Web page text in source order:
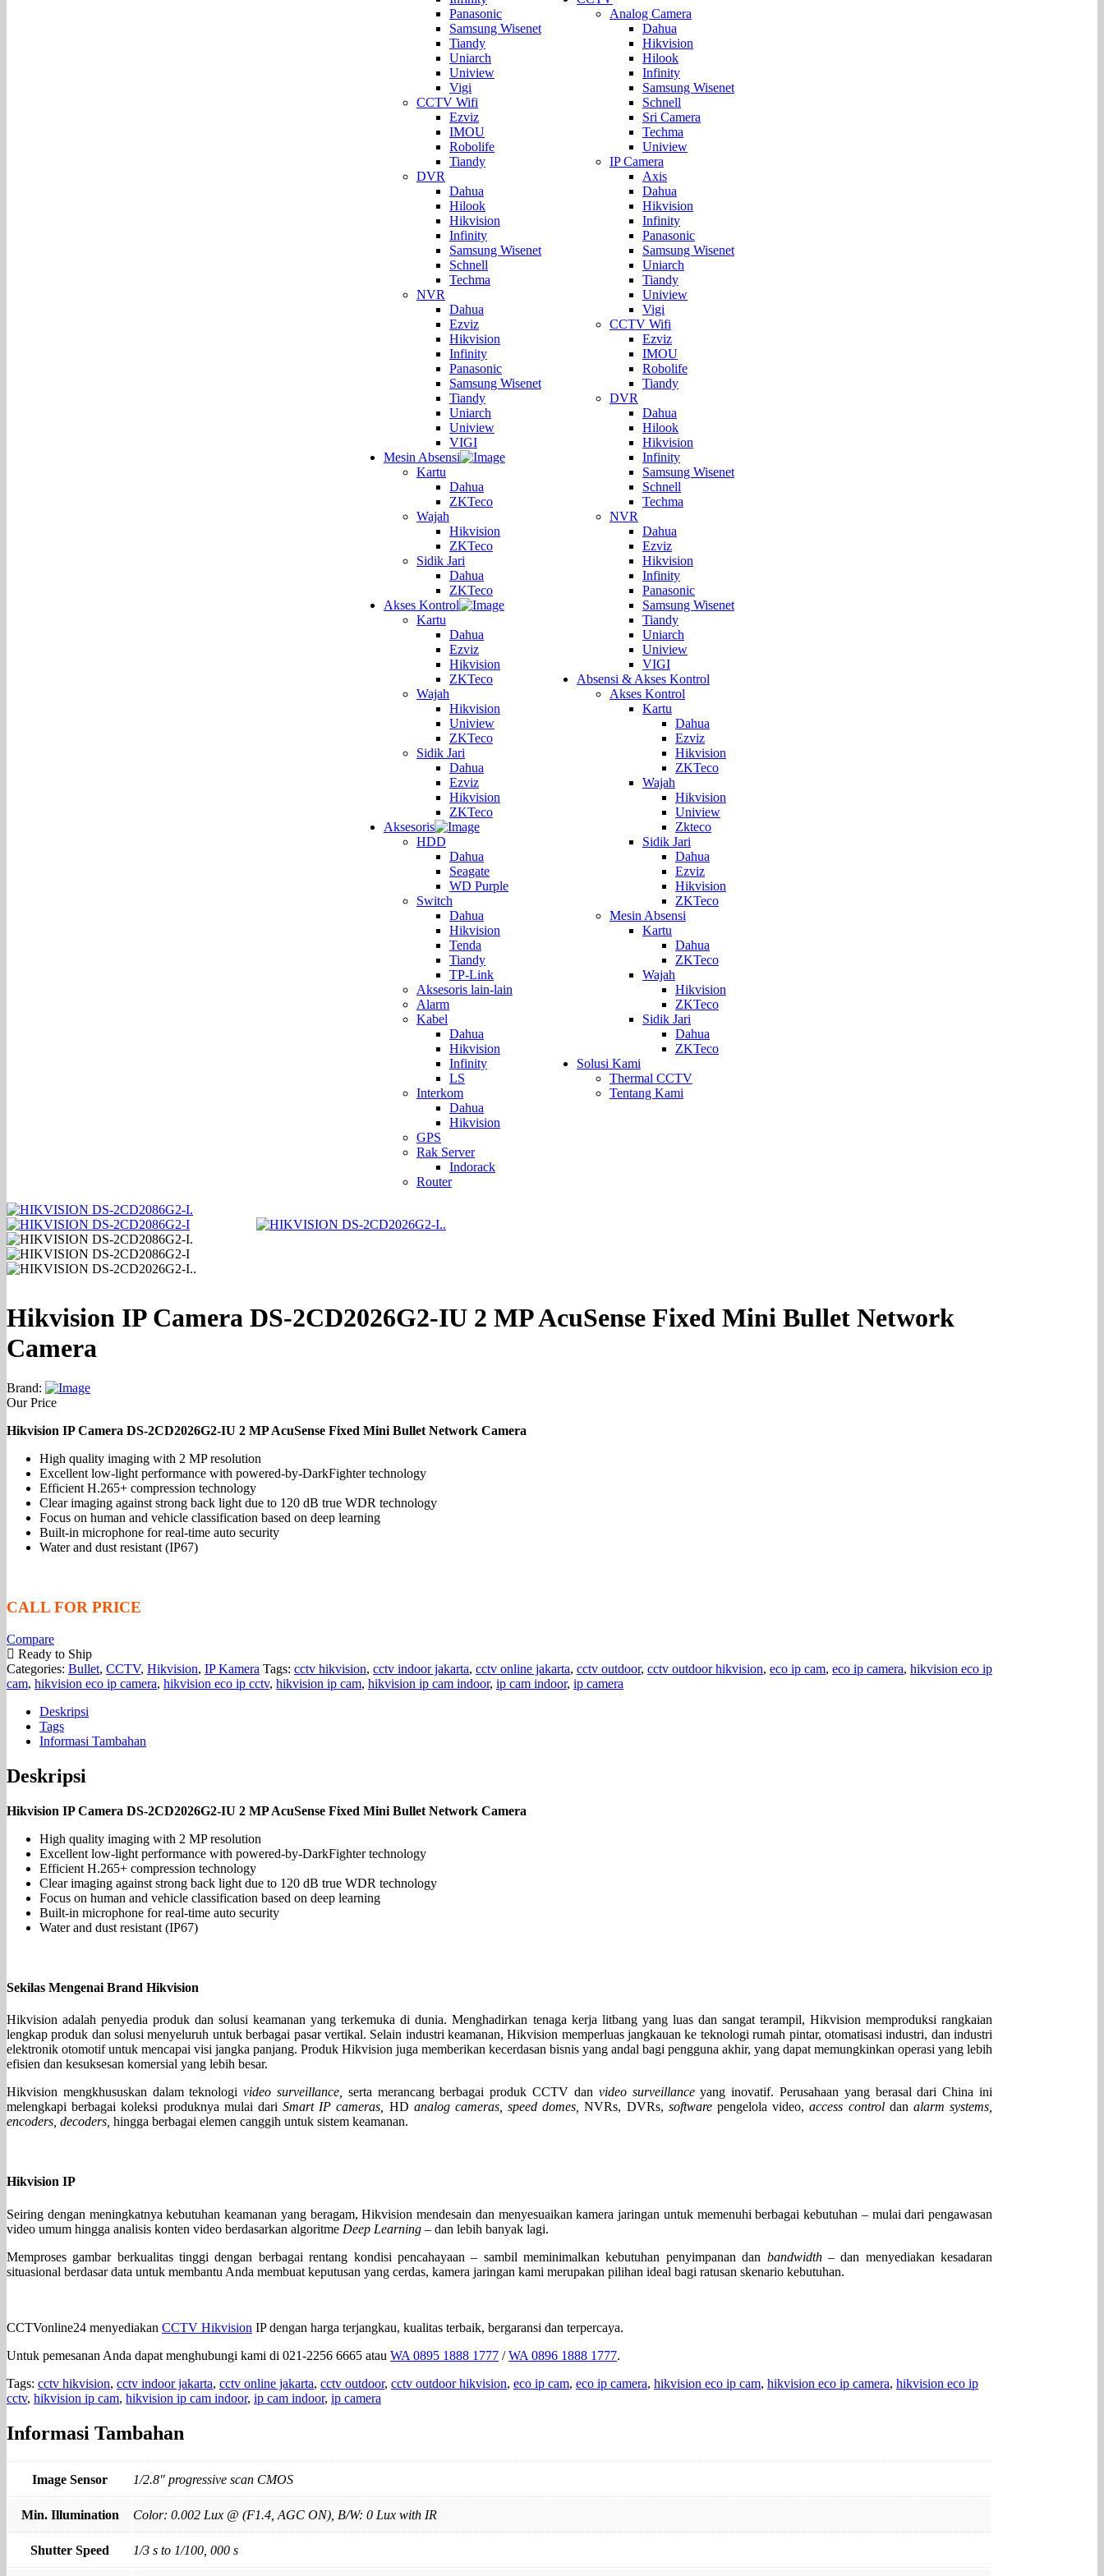
Panasonic
Samsung Wisenet
Tiandy
Uniarch
Uniview
Vigi
CCTV Wifi
Ezviz
IMOU
Robolife
Tiandy
DVR
Dahua
Hilook
Hikvision
Infinity
Samsung Wisenet
Schnell
Techma
NVR
Dahua
Ezviz
Hikvision
Infinity
Panasonic
Samsung Wisenet
Tiandy
Uniarch
Uniview
VIGI
Mesin Absensi
Kartu
Dahua
ZKTeco
Wajah
Hikvision
ZKTeco
Sidik Jari
Dahua
ZKTeco
Akses Kontrol
Kartu
Dahua
Ezviz
Hikvision
ZKTeco
Wajah
Hikvision
Uniview
ZKTeco
Sidik Jari
Dahua
Ezviz
Hikvision
ZKTeco
Aksesoris
HDD
Dahua
Seagate
WD Purple
Switch
Dahua
Hikvision
Tenda
Tiandy
TP-Link
Aksesoris lain-lain
Alarm
Kabel
Dahua
Hikvision
Infinity
LS
Interkom
Dahua
Hikvision
GPS
Rak Server
Indorack
Router
Analog Camera
Dahua
Hikvision
Hilook
Infinity
Samsung Wisenet
Schnell
Sri Camera
Techma
Uniview
IP Camera
Axis
Dahua
Hikvision
Infinity
Panasonic
Samsung Wisenet
Uniarch
Tiandy
Uniview
Vigi
CCTV Wifi
Ezviz
IMOU
Robolife
Tiandy
DVR
Dahua
Hilook
Hikvision
Infinity
Samsung Wisenet
Schnell
Techma
NVR
Dahua
Ezviz
Hikvision
Infinity
Panasonic
Samsung Wisenet
Tiandy
Uniarch
Uniview
VIGI
Absensi & Akses Kontrol
Akses Kontrol
Kartu
Dahua
Ezviz
Hikvision
ZKTeco
Wajah
Hikvision
Uniview
Zkteco
Sidik Jari
Dahua
Ezviz
Hikvision
ZKTeco
Mesin Absensi
Kartu
Dahua
ZKTeco
Wajah
Hikvision
ZKTeco
Sidik Jari
Dahua
ZKTeco
Solusi Kami
Thermal CCTV
Tentang Kami
Hikvision IP Camera DS-2CD2026G2-IU 2 MP AcuSense Fixed Mini Bullet Network
Camera
Brand:
Our Price
Hikvision IP Camera DS-2CD2026G2-IU 2 MP AcuSense Fixed Mini Bullet Network Camera
High quality imaging with 2 MP resolution
Excellent low-light performance with powered-by-DarkFighter technology
Efficient H.265+ compression technology
Clear imaging against strong back light due to 120 dB true WDR technology
Focus on human and vehicle classification based on deep learning
Built-in microphone for real-time auto security
Water and dust resistant (IP67)
CALL FOR PRICE
Compare
Ready to Ship
Categories: Bullet, CCTV, Hikvision, IP Kamera Tags: cctv hikvision, cctv indoor jakarta, cctv online jakarta, cctv outdoor, cctv outdoor hikvision, eco ip cam, eco ip camera, hikvision eco ip
cam, hikvision eco ip camera, hikvision eco ip cctv, hikvision ip cam, hikvision ip cam indoor, ip cam indoor, ip camera
Deskripsi
Tags
Informasi Tambahan
Deskripsi
Hikvision IP Camera DS-2CD2026G2-IU 2 MP AcuSense Fixed Mini Bullet Network Camera
High quality imaging with 2 MP resolution
Excellent low-light performance with powered-by-DarkFighter technology
Efficient H.265+ compression technology
Clear imaging against strong back light due to 120 dB true WDR technology
Focus on human and vehicle classification based on deep learning
Built-in microphone for real-time auto security
Water and dust resistant (IP67)
Sekilas Mengenai Brand Hikvision
Hikvision adalah penyedia produk dan solusi keamanan yang terkemuka di dunia. Menghadirkan tenaga kerja litbang yang luas dan sangat terampil, Hikvision memproduksi rangkaian
lengkap produk dan solusi menyeluruh untuk berbagai pasar vertikal. Selain industri keamanan, Hikvision memperluas jangkauan ke teknologi rumah pintar, otomatisasi industri, dan industri
elektronik otomotif untuk mencapai visi jangka panjang. Produk Hikvision juga memberikan kecerdasan bisnis yang andal bagi pengguna akhir, yang dapat memungkinkan operasi yang lebih
efisien dan kesuksesan komersial yang lebih besar.
Hikvision mengkhususkan dalam teknologivideo surveillance, serta merancang berbagai produk CCTV dan video surveillanceyang inovatif. Perusahaan yang berasal dari China ini
melengkapi berbagai koleksi produknya mulai dariSmart IP cameras, HD analog cameras, speed domes, NVRs, DVRs, softwarepengelola video,access controldan alarm systems,
encoders, decoders, hingga berbagai elemen canggih untuk sistem keamanan.
Hikvision IP
Seiring dengan meningkatnya kebutuhan keamanan yang beragam, Hikvision mendesain dan menyesuaikan kamera jaringan untuk memenuhi berbagai kebutuhan – mulai dari pengawasan
video umum hingga analisis konten video berdasarkan algoritme Deep Learning – dan lebih banyak lagi.
Memproses gambar berkualitas tinggi dengan berbagai rentang kondisi pencahayaan – sambil meminimalkan kebutuhan penyimpanan dan bandwidth– dan menyediakan kesadaran
situasional berdasar data untuk membantu Anda membuat keputusan yang cerdas, kamera jaringan kami merupakan pilihan ideal bagi ratusan skenario kebutuhan.
CCTVonline24 menyediakan CCTV Hikvision IP dengan harga terjangkau, kualitas terbaik, bergaransi dan terpercaya.
Untuk pemesanan Anda dapat menghubungi kami di 021-2256 6665 atau WA 0895 1888 1777 /WA 0896 1888 1777.
Tags: cctv hikvision, cctv indoor jakarta, cctv online jakarta, cctv outdoor, cctv outdoor hikvision, eco ip cam, eco ip camera, hikvision eco ip cam, hikvision eco ip camera, hikvision eco ip
cctv, hikvision ip cam, hikvision ip cam indoor, ip cam indoor, ip camera
Informasi Tambahan
Image Sensor 1/2.8" progressive scan CMOS
Min. Illumination Color: 0.002 Lux @ (F1.4, AGC ON), B/W: 0 Lux with IR
Shutter Speed 1/3 s to 1/100, 000 s